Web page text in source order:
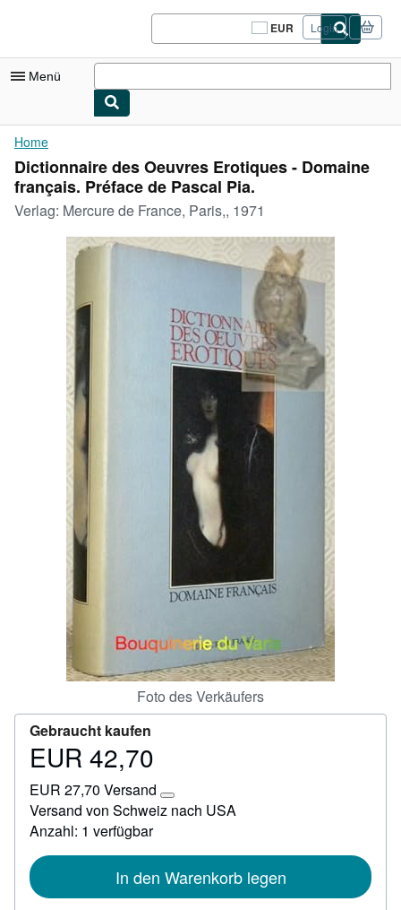
EUR
Seite
der
Login
Menü
Nutzerkonto
Meine Bestellungen
Logout
Detailsuche
Antiquarische Bücher
Kunst & Sammlerstücke
Verkäufer werden
SCHLIESSEN
Home
Dictionnaire des Oeuvres Erotiques - Domaine
français. Préface de Pascal Pia.
Verlag: Mercure de France, Paris,, 1971
Foto des Verkäufers
Gebraucht kaufen
Preis
42,70
EUR 42,70
EUR 27,70 Versand
Weitere
Informationen
Versand von Schweiz nach USA
Anzahl: 1 verfügbar
In den Warenkorb legen